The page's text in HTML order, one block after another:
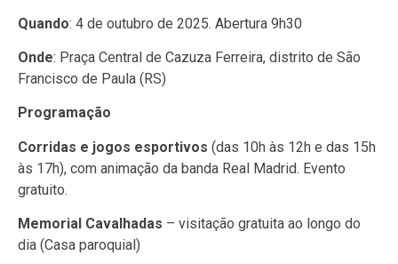
Quando: 4 de outubro de 2025. Abertura 9h30
Onde: Praça Central de Cazuza Ferreira, distrito de São
Francisco de Paula (RS)
Programação
Corridas e jogos esportivos (das 10h às 12h e das 15h
às 17h), com animação da banda Real Madrid. Evento
gratuito.
Memorial Cavalhadas – visitação gratuita ao longo do
dia (Casa paroquial)